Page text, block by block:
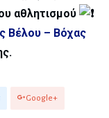
αθλητισμού
Βέλου – Βόχας
Google+